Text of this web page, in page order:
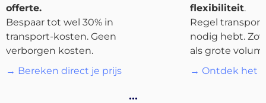
About
the
platform
offerte.
Bespaar tot wel 30% in
transport-kosten. Geen
verborgen kosten.
→ Bereken direct je prijs
flexibiliteit.
Regel
nodig hebt.
als grote
→ Ontdek het
…